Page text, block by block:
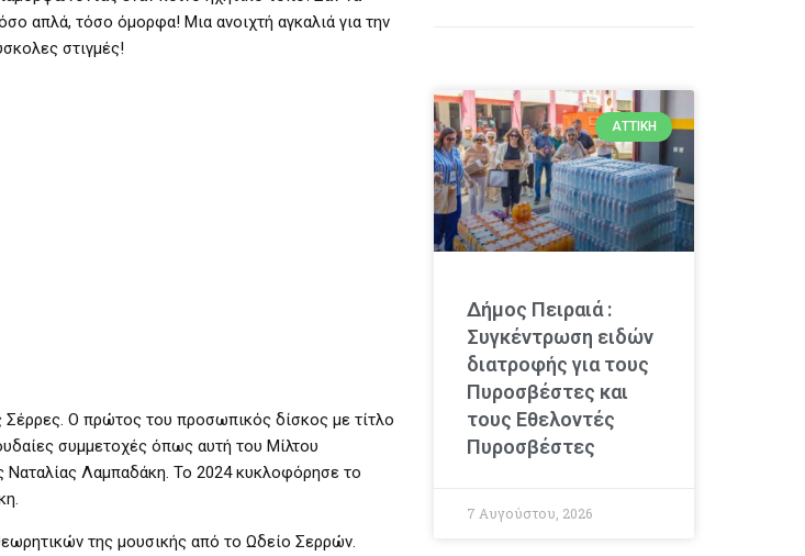
απλά, τόσο όμορφα! Μια ανοιχτή αγκαλιά για την
στιγμές!
Σέρρες. Ο πρώτος του προσωπικός δίσκος με τίτλο
συμμετοχές όπως αυτή του Μίλτου
Ναταλίας Λαμπαδάκη. Το 2024 κυκλοφόρησε το
της μουσικής από το Ωδείο Σερρών.
ΑΤΤΙΚΉ
Δήμος Πειραιά :
Συγκέντρωση ειδών
διατροφής για τους
Πυροσβέστες και
τους Εθελοντές
Πυροσβέστες
7 Αυγούστου, 2026